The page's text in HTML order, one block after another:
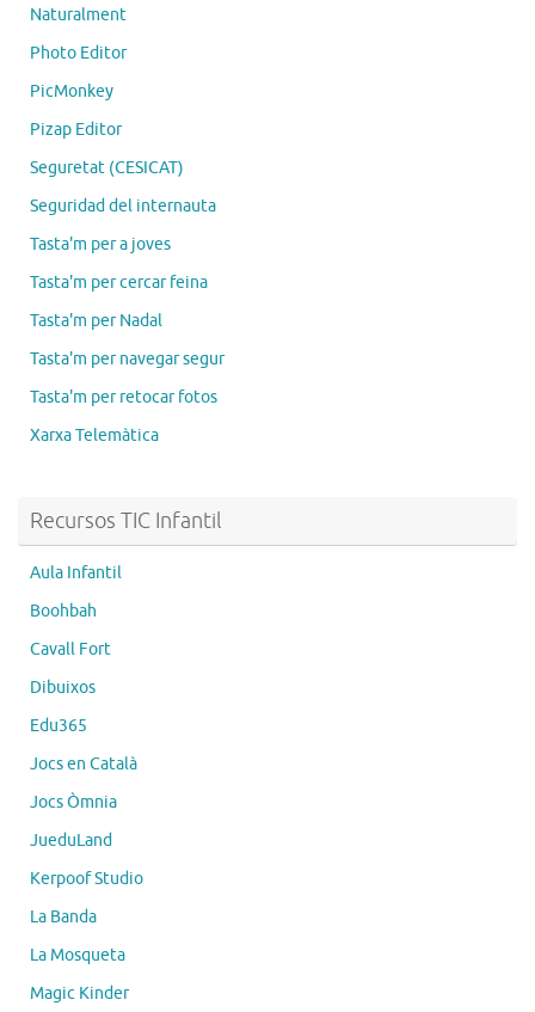
Naturalment
Photo Editor
PicMonkey
Pizap Editor
Seguretat (CESICAT)
Seguridad del internauta
Tasta'm per a joves
Tasta'm per cercar feina
Tasta'm per Nadal
Tasta'm per navegar segur
Tasta'm per retocar fotos
Xarxa Telemàtica
Recursos TIC Infantil
Aula Infantil
Boohbah
Cavall Fort
Dibuixos
Edu365
Jocs en Català
Jocs Òmnia
JueduLand
Kerpoof Studio
La Banda
La Mosqueta
Magic Kinder